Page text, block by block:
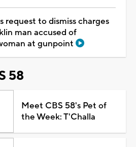
request to dismiss charges
man accused of
at gunpoint
58
Meet CBS 58's Pet of
the Week: T'Challa